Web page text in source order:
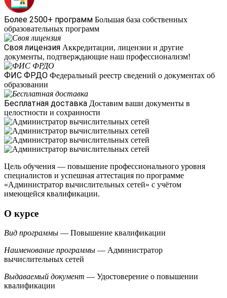
Более 2500+ программ Большая база собственных
образовательных программ
Своя лицензия Аккредитации, лицензии и другие
документы, подтверждающие наш профессионализм!
ФИС ФРДО Федеральный реестр сведений о документах об
образовании
Бесплатная доставка Доставим ваши документы в
целостности и сохранности
Цель обучения — повышение профессионального уровня
специалистов и успешная аттестация по программе
«Администратор вычислительных сетей» с учётом
имеющейся квалификации.
О курсе
Вид программы — Повышение квалификации
Наименование программы — Администратор
вычислительных сетей
Выдаваемый документ — Удостоверение о повышении
квалификации